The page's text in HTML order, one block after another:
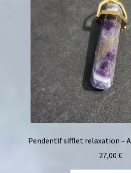
Pendentif sifflet relaxation –
27,00 €